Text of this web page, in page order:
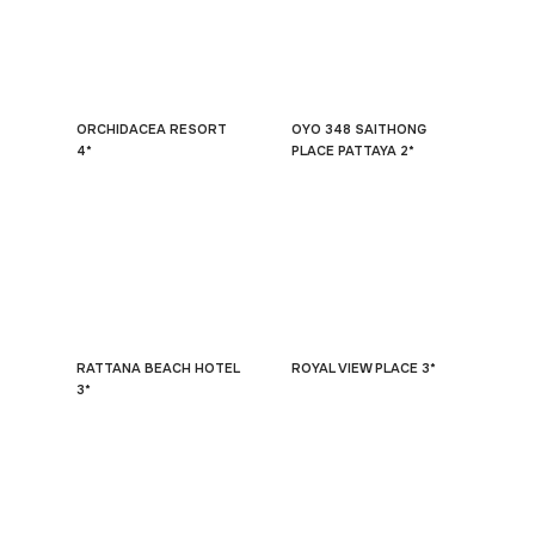
ORCHIDACEA RESORT
4*
OYO 348 SAITHONG
PLACE PATTAYA 2*
RATTANA BEACH HOTEL
3*
ROYAL VIEW PLACE 3*